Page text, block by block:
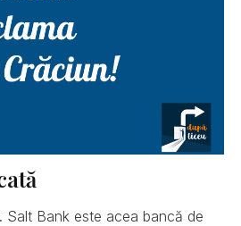
Salt Bank este acea bancă de